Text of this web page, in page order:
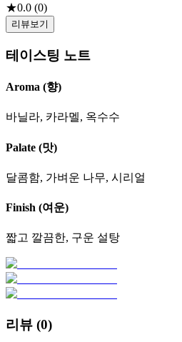
★0.0 (0)
리뷰보기
테이스팅 노트
Aroma (향)
바닐라, 카라멜, 옥수수
Palate (맛)
달콤함, 가벼운 나무, 시리얼
Finish (여운)
짧고 깔끔한, 구운 설탕
리뷰 (0)